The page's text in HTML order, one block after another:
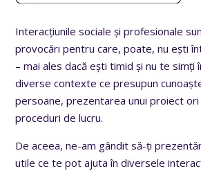
Interacțiunile sociale și profesionale
provocări pentru care, poate, nu ești
– mai ales dacă ești timid și nu te simți
diverse contexte ce presupun
persoane, prezentarea unui proiect ori
proceduri de lucru.
De aceea, ne-am gândit să-ți
utile ce te pot ajuta în diversele